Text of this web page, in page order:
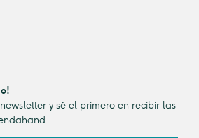
y sé el primero en recibir las